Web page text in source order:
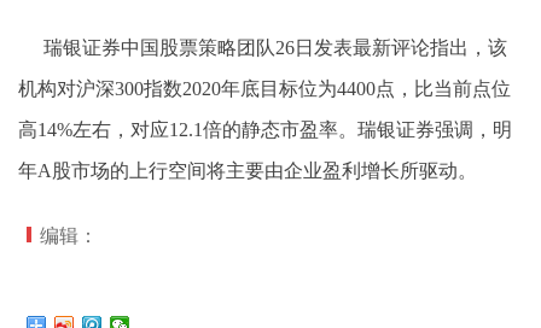
瑞银证券中国股票策略团队26日发表最新评论指出，该
机构对沪深300指数2020年底目标位为4400点，比当前点位
高14%左右，对应12.1倍的静态市盈率。瑞银证券强调，明
年A股市场的上行空间将主要由企业盈利增长所驱动。
编辑：